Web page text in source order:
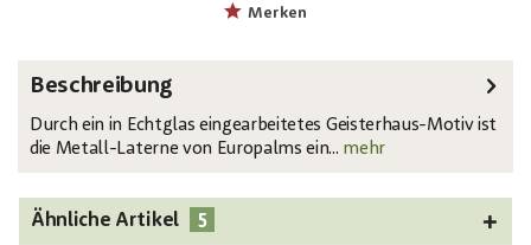
Merken
Beschreibung
Durch ein in Echtglas eingearbeitetes Geisterhaus-Motiv ist
die Metall-Laterne von Europalms ein... mehr
Ähnliche Artikel 5